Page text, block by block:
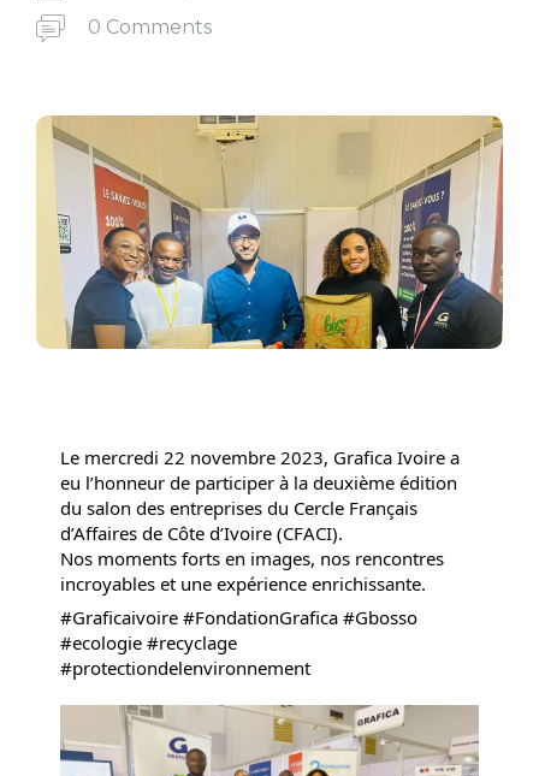
0 Comments
Le mercredi 22 novembre 2023, Grafica Ivoire a
eu l’honneur de participer à la deuxième édition
du salon des entreprises du Cercle Français
d’Affaires de Côte d’Ivoire (CFACI).
Nos moments forts en images, nos rencontres
incroyables et une expérience enrichissante.
#Graficaivoire #FondationGrafica #Gbosso
#ecologie #recyclage
#protectiondelenvironnement